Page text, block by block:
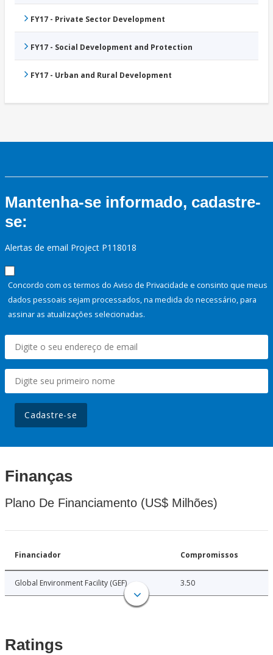
FY17 - Private Sector Development
FY17 - Social Development and Protection
FY17 - Urban and Rural Development
Mantenha-se informado, cadastre-
se:
Alertas de email Project P118018
Concordo com os termos do Aviso de Privacidade e consinto que meus
dados pessoais sejam processados, na medida do necessário, para
assinar as atualizações selecionadas.
Cadastre-se
Finanças
Plano De Financiamento (US$ Milhões)
Financiador Compromissos
Global Environment Facility (GEF) 3.50
Ratings